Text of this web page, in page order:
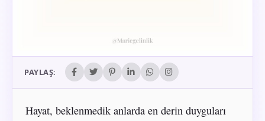
PAYLAŞ:
Hayat, beklenmedik anlarda en derin duyguları